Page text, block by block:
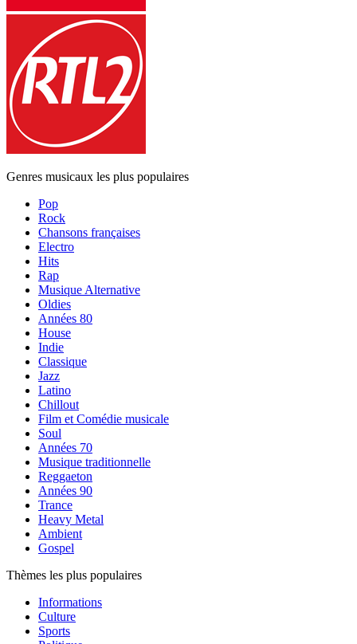
Genres musicaux les plus populaires
Pop
Rock
Chansons françaises
Electro
Hits
Rap
Musique Alternative
Oldies
Années 80
House
Indie
Classique
Jazz
Latino
Chillout
Film et Comédie musicale
Soul
Années 70
Musique traditionnelle
Reggaeton
Années 90
Trance
Heavy Metal
Ambient
Gospel
Thèmes les plus populaires
Informations
Culture
Sports